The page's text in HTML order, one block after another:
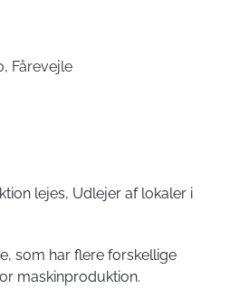
Fårevejle
lejes, Udlejer af lokaler i
som har flere forskellige
maskinproduktion.